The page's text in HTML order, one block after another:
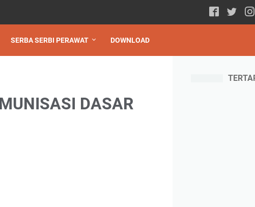
SERBA SERBI PERAWAT DOWNLOAD
DASAR